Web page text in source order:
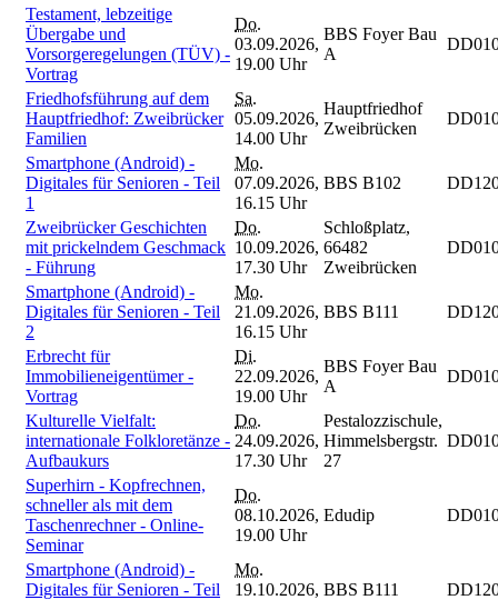
Testament, lebzeitige
Übergabe und
Vorsorgeregelungen (TÜV) -
Vortrag
Do.
03.09.2026,
19.00 Uhr
BBS Foyer Bau
A
Friedhofsführung auf dem
Hauptfriedhof: Zweibrücker
Familien
Sa.
05.09.2026,
14.00 Uhr
Hauptfriedhof
Zweibrücken
Smartphone (Android) -
Digitales für Senioren - Teil
1
Mo.
07.09.2026,
16.15 Uhr
BBS B102
Zweibrücker Geschichten
mit prickelndem Geschmack
- Führung
Do.
10.09.2026,
17.30 Uhr
Schloßplatz,
66482
Zweibrücken
Smartphone (Android) -
Digitales für Senioren - Teil
2
Mo.
21.09.2026,
16.15 Uhr
BBS B111
Erbrecht für
Immobilieneigentümer -
Vortrag
Di.
22.09.2026,
19.00 Uhr
BBS Foyer Bau
A
Kulturelle Vielfalt:
internationale Folkloretänze -
Aufbaukurs
Do.
24.09.2026,
17.30 Uhr
Pestalozzischule,
Himmelsbergstr.
27
Superhirn - Kopfrechnen,
schneller als mit dem
Taschenrechner - Online-
Seminar
Do.
08.10.2026,
19.00 Uhr
Edudip
Smartphone (Android) -
Digitales für Senioren - Teil
Mo.
19.10.2026, BBS B111